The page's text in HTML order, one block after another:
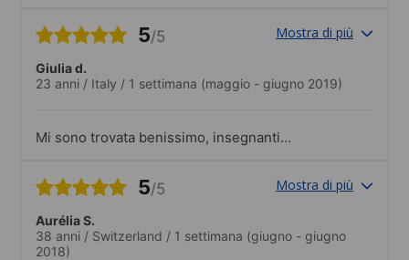
5/5 Mostra di più
Giulia d.
23 anni / Italy / 1 settimana (maggio - giugno 2019)
Mi sono trovata benissimo, insegnanti
5/5 Mostra di più
Aurélia S.
38 anni / Switzerland / 1 settimana (giugno - giugno
2018)